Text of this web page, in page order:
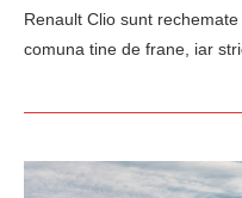
Renault Clio sunt
comuna tine de frane, iar